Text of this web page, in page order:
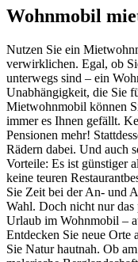
Wohnmobil
Nutzen Sie ein
verwirklichen. Egal, ob
unterwegs sind – ein
Unabhängigkeit, die Sie
Mietwohnmobil können
immer es Ihnen gefällt.
Pensionen mehr!
Rädern dabei. Und auch
Vorteile: Es ist günstiger
keine teuren
Sie Zeit bei der An- und
Wahl. Doch nicht nur
Urlaub im Wohnmobil –
Entdecken Sie neue Orte
Sie Natur hautnah. Ob